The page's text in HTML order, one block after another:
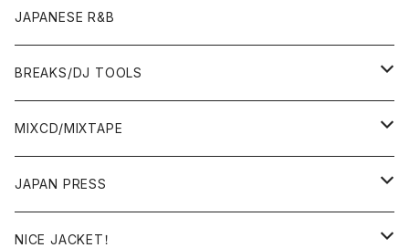
OTHERS
JAPANESE R&B
BREAKS/DJ TOOLS
BREAKS/MEGAMIX/CUT UP
RE-EDIT/DJ TOOLS
MIXCD/MIXTAPE
MIXCD
日本語ラップ
MIXTAPE
JAPAN PRESS
LP(+ OBI)
NICE JACKET！